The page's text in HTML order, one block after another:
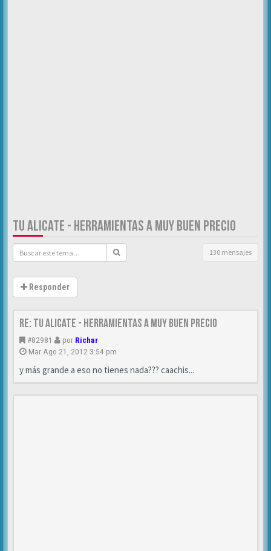
TU ALICATE - HERRAMIENTAS A MUY BUEN PRECIO
130 mensajes
Responder
Re: TU ALICATE - Herramientas a muy buen precio
#82981 por Richar
Mar Ago 21, 2012 3:54 pm
y más grande a eso no tienes nada??? caachis...